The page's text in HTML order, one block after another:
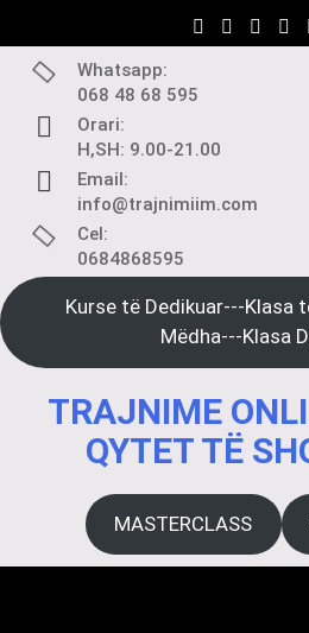
content
Whatsapp:
068 48 68 595
Orari:
H,SH: 9.00-21.00
Email:
info@trajnimiim.com
Cel:
0684868595
Kurse të Dedikuar---Klasa
Mëdha---Klasa
TRAJNIME
QYTET TË
MASTERCLASS